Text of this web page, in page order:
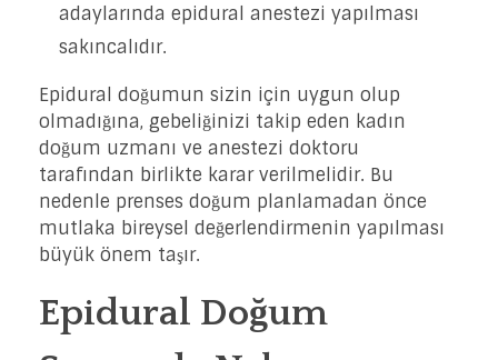
adaylarında epidural anestezi yapılması
sakıncalıdır.
Epidural doğumun sizin için uygun olup
olmadığına, gebeliğinizi takip eden kadın
doğum uzmanı ve anestezi doktoru
tarafından birlikte karar verilmelidir. Bu
nedenle prenses doğum planlamadan önce
mutlaka bireysel değerlendirmenin yapılması
büyük önem taşır.
Epidural Doğum